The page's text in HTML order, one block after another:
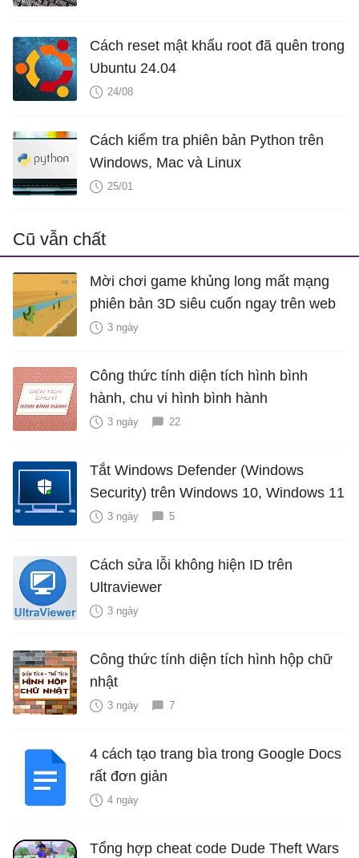
Cách reset mật khẩu root đã quên trong
Ubuntu 24.04
24/08
Cách kiểm tra phiên bản Python trên
Windows, Mac và Linux
25/01
Cũ vẫn chất
Mời chơi game khủng long mất mạng
phiên bản 3D siêu cuốn ngay trên web
3 ngày
Công thức tính diện tích hình bình
hành, chu vi hình bình hành
3 ngày 22
Tắt Windows Defender (Windows
Security) trên Windows 10, Windows 11
3 ngày 5
Cách sửa lỗi không hiện ID trên
Ultraviewer
3 ngày
Công thức tính diện tích hình hộp chữ
nhật
3 ngày 7
4 cách tạo trang bìa trong Google Docs
rất đơn giản
4 ngày
Tổng hợp cheat code Dude Theft Wars